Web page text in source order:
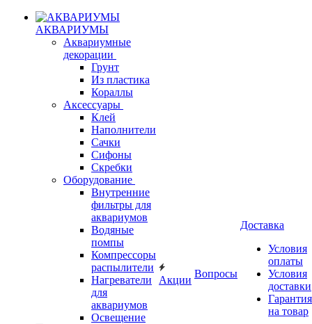
АКВАРИУМЫ
Аквариумные
декорации
Грунт
Из пластика
Кораллы
Аксессуары
Клей
Наполнители
Сачки
Сифоны
Скребки
Оборудование
Внутренние
фильтры для
аквариумов
Водяные
помпы
Компрессоры
распылители
Нагреватели
для
аквариумов
Освещение
Акции
Вопросы
Доставка
Условия
оплаты
Условия
доставки
Гарантия
на товар